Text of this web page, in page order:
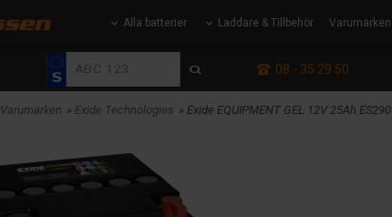
Alla batterier Laddare & Tillbehör Varumärken
: 08 - 35 29 50
Varumärken » Exide Technologies » Exide EQUIPMENT GEL 12V 25Ah ES290